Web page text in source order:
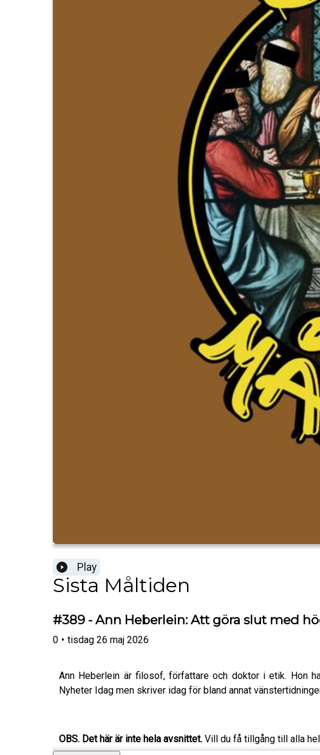
Play
Sista Måltiden
#389 - Ann Heberlein: Att göra slut med
0 • tisdag 26 maj 2026
Ann Heberlein är filosof, författare och doktor i etik. Hon
Nyheter Idag men skriver idag för bland annat
OBS. Det här är inte hela avsnittet. Vill du få tillgång till alla